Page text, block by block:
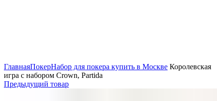
ГлавнаяПокерНабор для покера купить в Москве Королевская
игра с набором Crown, Partida
Предыдущий товар